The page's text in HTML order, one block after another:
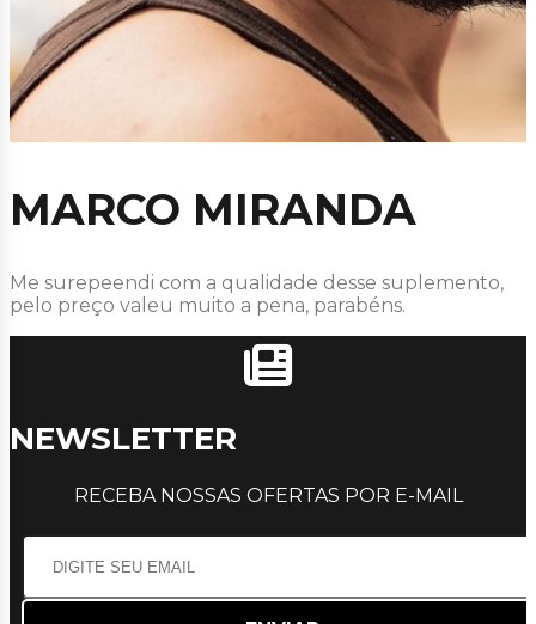
MARCO MIRANDA
Me surepeendi com a qualidade desse suplemento,
pelo preço valeu muito a pena, parabéns.
NEWSLETTER
RECEBA NOSSAS OFERTAS POR E-MAIL